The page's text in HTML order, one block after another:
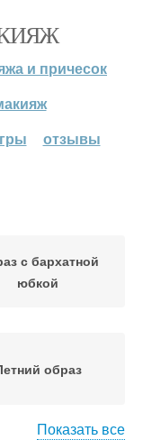
и причесок
отзывы
с бархатной
юбкой
образ
Показать все